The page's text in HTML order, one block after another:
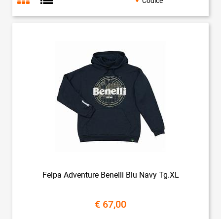
Felpa Adventure Benelli Blu Navy Tg.XL
€ 67,00